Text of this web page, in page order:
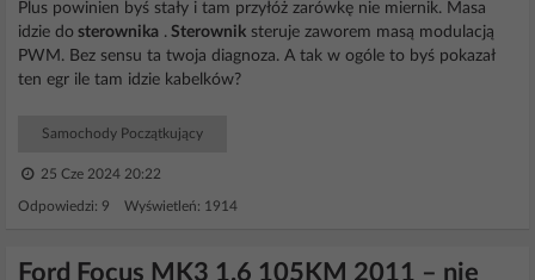
Plus powinien byś stały i tam przyłóż zarówkę nie miernik. Masa
idzie do sterownika . Sterownik steruje zaworem masą modulacją
PWM. Bez sensu ta twoja diagnoza. A tak w ogóle to byś pokazał
ten egr ile tam idzie kabelków?
Samochody Początkujący
25 Cze 2024 20:22
Odpowiedzi: 9 Wyświetleń: 1914
Ford Focus MK3 1.6 105KM 2011 – nie